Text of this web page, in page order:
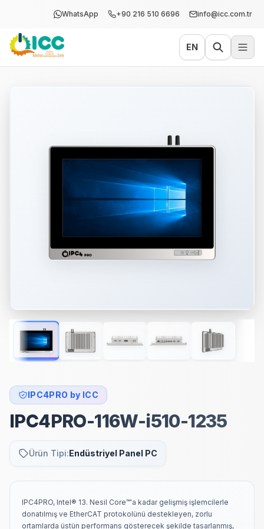
WhatsApp +90 216 510 6696 info@icc.com.tr
EN
IPC4PRO by ICC
IPC4PRO-116W-i510-1235
Ürün Tipi:Endüstriyel Panel PC
IPC4PRO, Intel® 13. Nesil Core™'a kadar gelişmiş işlemcilerle
donatılmış ve EtherCAT protokolünü destekleyen, zorlu
ortamlarda üstün performans gösterecek şekilde tasarlanmış,